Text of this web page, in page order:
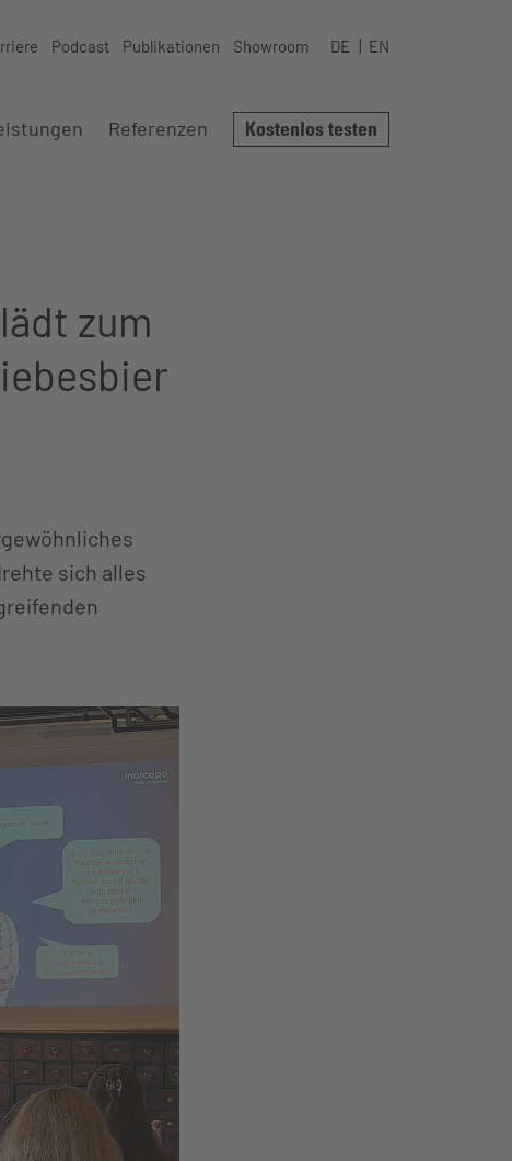
Podcast Publikationen Showroom DE EN
Referenzen Kostenlos testen
zum
sich alles